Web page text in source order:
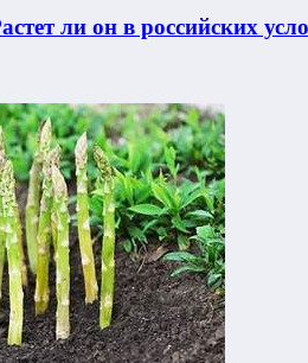
ли он в российских